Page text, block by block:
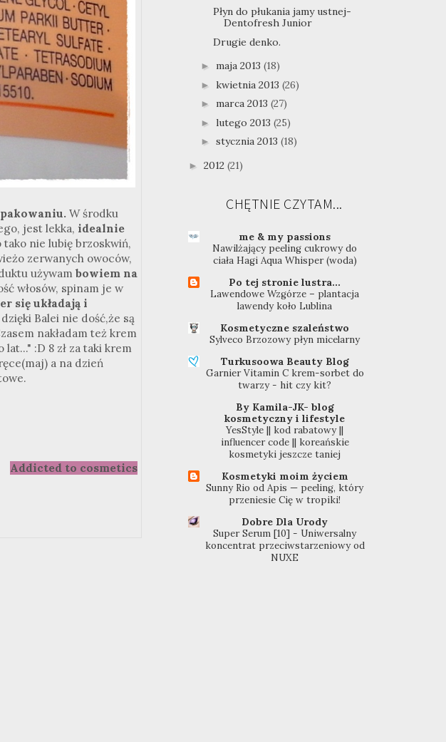
W środku
jest lekka, idealnie
tako nie lubię brzoskwiń,
zerwanych owoców,
używam bowiem na
włosów, spinam je w
się układają i
Balei nie dość,że są
nakładam też krem
lat..." :D 8 zł za taki krem
a na dzień
Addicted to cosmetics
Płyn do płukania jamy ustnej-
Dentofresh Junior
Drugie denko.
► maja 2013 (18)
► kwietnia 2013 (26)
► marca 2013 (27)
► lutego 2013 (25)
► stycznia 2013 (18)
► 2012 (21)
CHĘTNIE CZYTAM...
me & my passions
Nawilżający peeling cukrowy do
ciała Hagi Aqua Whisper (woda)
Po tej stronie lustra...
Lawendowe Wzgórze – plantacja
lawendy koło Lublina
Kosmetyczne szaleństwo
Sylveco Brzozowy płyn micelarny
Turkusoowa Beauty Blog
Garnier Vitamin C krem-sorbet do
twarzy - hit czy kit?
By Kamila-JK- blog
kosmetyczny i lifestyle
YesStyle || kod rabatowy ||
influencer code || koreańskie
kosmetyki jeszcze taniej
Kosmetyki moim życiem
Sunny Rio od Apis — peeling, który
przeniesie Cię w tropiki!
Dobre Dla Urody
Super Serum [10] - Uniwersalny
koncentrat przeciwstarzeniowy od
NUXE